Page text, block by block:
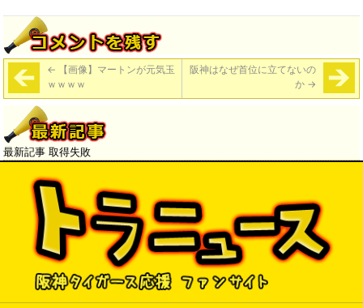
← 【画像】マートンが元気玉
ｗｗｗｗ
阪神はなぜ首位に立てないの
か →
最新記事 取得失敗